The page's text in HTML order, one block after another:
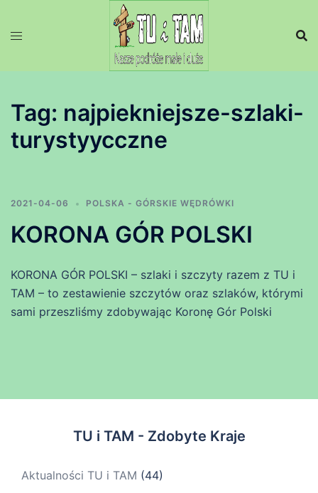
Tag: najpiekniejsze-szlaki-
turystyycczne
2021-04-06 POLSKA - GÓRSKIE WĘDRÓWKI
KORONA GÓR POLSKI
KORONA GÓR POLSKI – szlaki i szczyty razem z TU i
TAM – to zestawienie szczytów oraz szlaków, którymi
sami przeszliśmy zdobywając Koronę Gór Polski
TU i TAM - Zdobyte Kraje
Aktualności TU i TAM (44)